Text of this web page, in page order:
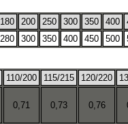
180 200 250 300 350 400
280 300 350 400 450 500
110/200 115/215 120/220
0,71 0,73 0,76